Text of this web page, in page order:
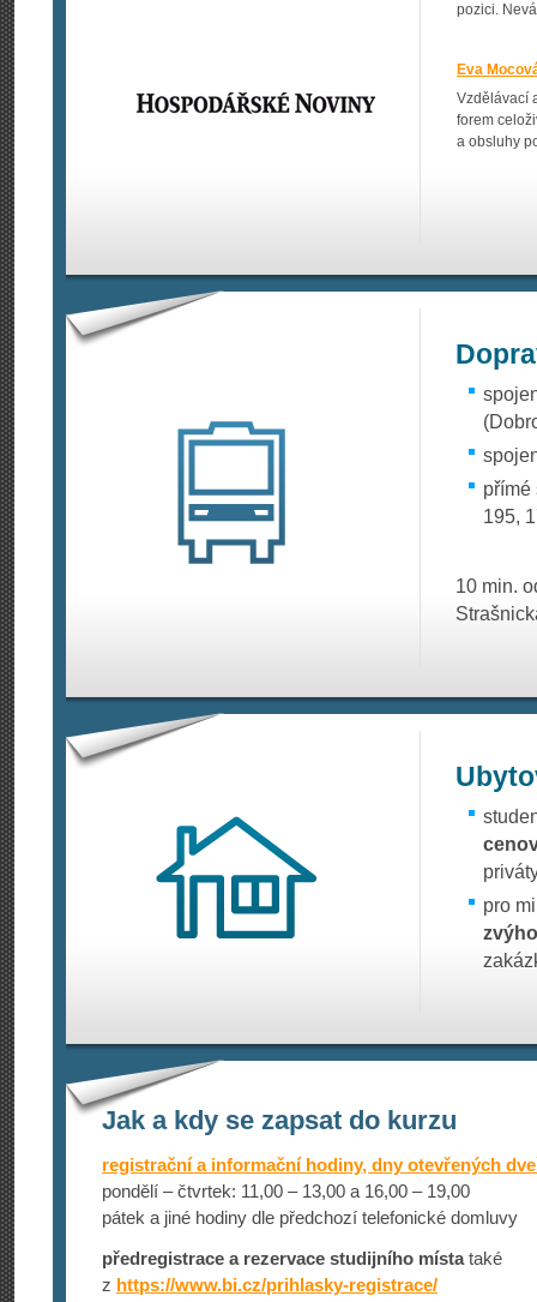
pozici.
Eva
Vzdělávací
forem
a obsluhy
přímé
195,
10 min.
pro
Jak a kdy se zapsat do kurzu
registrační a informační hodiny, dny otevřených
pondělí – čtvrtek: 11,00 – 13,00 a 16,00 – 19,00
pátek a jiné hodiny dle předchozí telefonické domluvy
předregistrace a rezervace studijního místataké
z https://www­.bi.cz/prihlas­ky-registrace/